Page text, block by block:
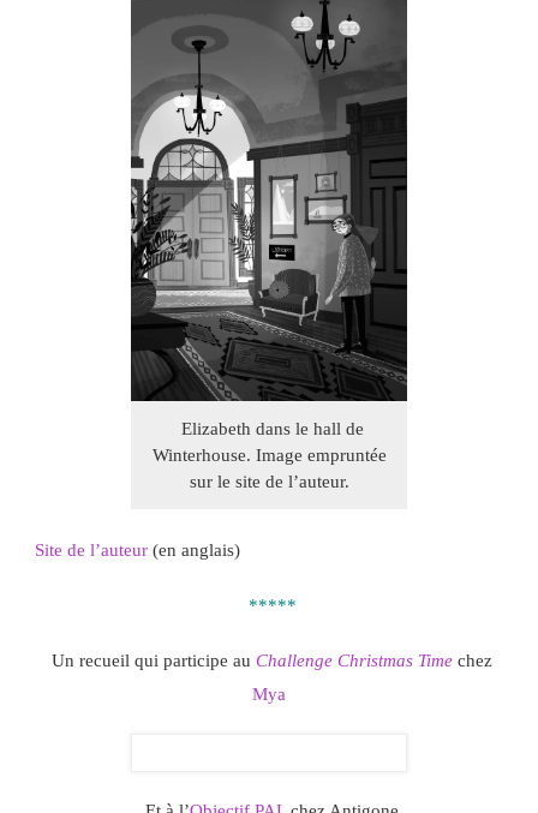
Elizabeth dans le hall de
Winterhouse. Image empruntée
sur le site de l’auteur.
Site de l’auteur(en anglais)
*****
Un recueil qui participe au Challenge Christmas Time chez
Mya